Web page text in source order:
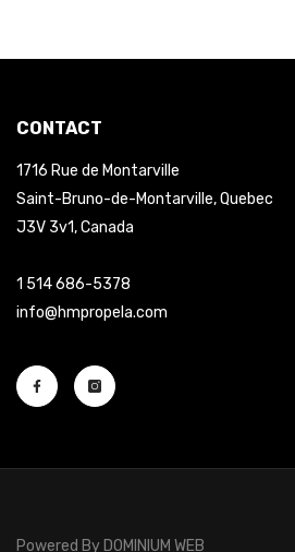
CONTACT
1716 Rue de Montarville
Saint-Bruno-de-Montarville, Quebec
J3V 3v1, Canada
1 514 686-5378
info@hmpropela.com
Powered ByDOMINIUM WEB